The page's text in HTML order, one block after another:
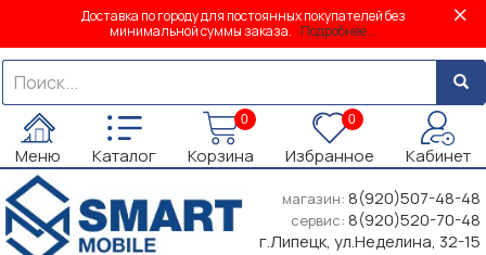
Доставка по городу для постоянных покупателей без
минимальной суммы заказа. Подробнее...
Меню Каталог
0
Корзина
0
Избранное Кабинет
магазин: 8(920)507-48-48
сервис: 8(920)520-70-48
г.Липецк, ул.Неделина, 32-15